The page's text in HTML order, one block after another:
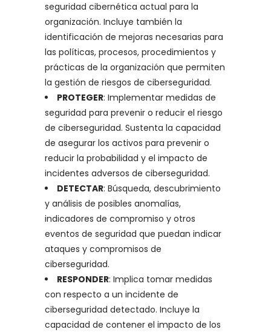
seguridad cibernética actual para la
organización. Incluye también la
identificación de mejoras necesarias para
las políticas, procesos, procedimientos y
prácticas de la organización que permiten
la gestión de riesgos de ciberseguridad.
PROTEGER: Implementar medidas de
seguridad para prevenir o reducir el riesgo
de ciberseguridad. Sustenta la capacidad
de asegurar los activos para prevenir o
reducir la probabilidad y el impacto de
incidentes adversos de ciberseguridad.
DETECTAR: Búsqueda, descubrimiento
y análisis de posibles anomalías,
indicadores de compromiso y otros
eventos de seguridad que puedan indicar
ataques y compromisos de
ciberseguridad.
RESPONDER: Implica tomar medidas
con respecto a un incidente de
ciberseguridad detectado. Incluye la
capacidad de contener el impacto de los